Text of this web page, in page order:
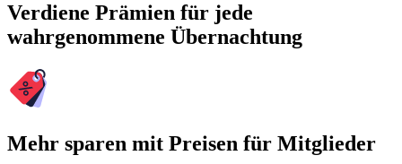
Verdiene Prämien für jede
wahrgenommene Übernachtung
Mehr sparen mit Preisen für Mitglieder